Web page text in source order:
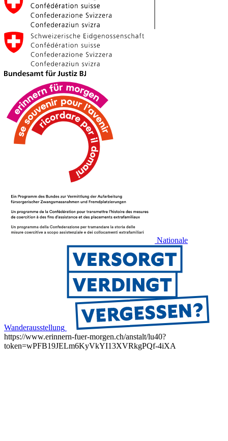
Nationale
Wanderausstellung
https://www.erinnern-fuer-morgen.ch/anstalt/lu40?
token=wPFB19JELm6KyVkYI13XVRkgPQf-4iXA